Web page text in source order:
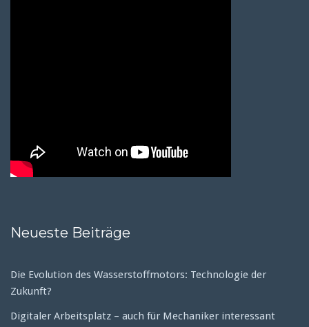
Neueste Beiträge
Die Evolution des Wasserstoffmotors: Technologie der
Zukunft?
Digitaler Arbeitsplatz – auch für Mechaniker interessant